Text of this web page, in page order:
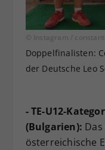
© Instagram /
Doppelfinalisten:
der Deutsche Leo
- TE-U12-
(Bulgarien):
österreichische